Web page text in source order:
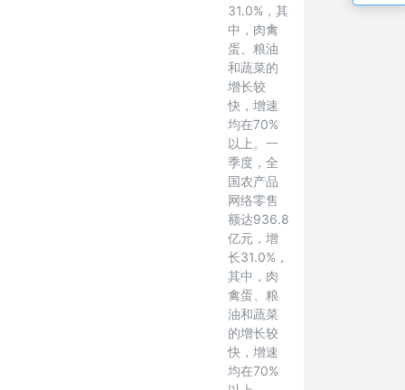
31.0%，其
中，肉禽
蛋、粮油
和蔬菜的
增长较
快，增速
均在70%
以上。一
季度，全
国农产品
网络零售
额达936.8
亿元，增
长31.0%，
其中，肉
禽蛋、粮
油和蔬菜
的增长较
快，增速
均在70%